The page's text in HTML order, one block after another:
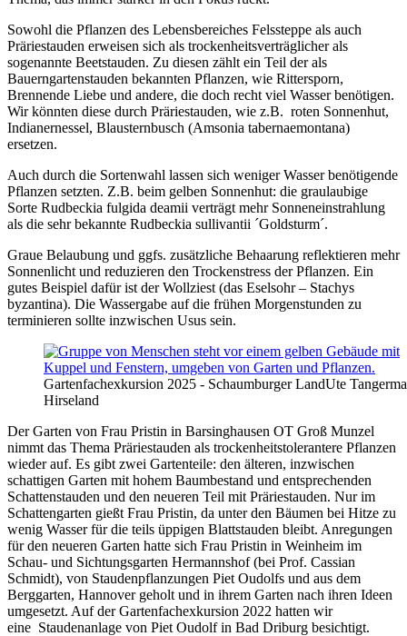
Sowohl die Pflanzen des Lebensbereiches Felssteppe als auch
Präriestauden erweisen sich als trockenheitsverträglicher als
sogenannte Beetstauden. Zu diesen zählt ein Teil der als
Bauerngartenstauden bekannten Pflanzen, wie Rittersporn,
Brennende Liebe und andere, die doch recht viel Wasser benötigen.
Wir könnten diese durch Präriestauden, wie z.B. roten Sonnenhut,
Indianernessel, Blausternbusch (Amsonia tabernaemontana)
ersetzen.
Auch durch die Sortenwahl lassen sich weniger Wasser benötigende
Pflanzen setzten. Z.B. beim gelben Sonnenhut: die graulaubige
Sorte Rudbeckia fulgida deamii verträgt mehr Sonneneinstrahlung
als die sehr bekannte Rudbeckia sullivantii ´Goldsturm´.
Graue Belaubung und ggfs. zusätzliche Behaarung reflektieren mehr
Sonnenlicht und reduzieren den Trockenstress der Pflanzen. Ein
gutes Beispiel dafür ist der Wollziest (das Eselsohr – Stachys
byzantina). Die Wassergabe auf die frühen Morgenstunden zu
terminieren sollte inzwischen Usus sein.
Gartenfachexkursion 2025 - Schaumburger LandUte
Hirseland
Der Garten von Frau Pristin in Barsinghausen OT Groß Munzel
nimmt das Thema Präriestauden als trockenheitstolerantere Pflanzen
wieder auf. Es gibt zwei Gartenteile: den älteren, inzwischen
schattigen Garten mit hohem Baumbestand und entsprechenden
Schattenstauden und den neueren Teil mit Präriestauden. Nur im
Schattengarten gießt Frau Pristin, da unter den Bäumen bei Hitze zu
wenig Wasser für die teils üppigen Blattstauden bleibt. Anregungen
für den neueren Garten hatte sich Frau Pristin in Weinheim im
Schau- und Sichtungsgarten Hermannshof (bei Prof. Cassian
Schmidt), von Staudenpflanzungen Piet Oudolfs und aus dem
Berggarten, Hannover geholt und in ihrem Garten nach ihren Ideen
umgesetzt. Auf der Gartenfachexkursion 2022 hatten wir
eine Staudenanlage von Piet Oudolf in Bad Driburg besichtigt.